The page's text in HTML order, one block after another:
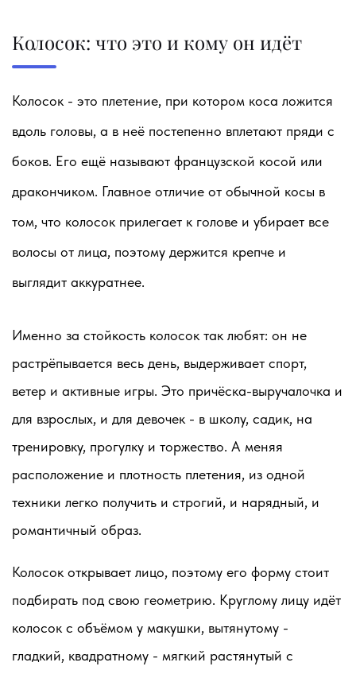
Колосок: что это и кому он идёт
Колосок - это плетение, при котором коса ложится
вдоль головы, а в неё постепенно вплетают пряди с
боков. Его ещё называют французской косой или
дракончиком. Главное отличие от обычной косы в
том, что колосок прилегает к голове и убирает все
волосы от лица, поэтому держится крепче и
выглядит аккуратнее.
Именно за стойкость колосок так любят: он не
растрёпывается весь день, выдерживает спорт,
ветер и активные игры. Это причёска-выручалочка и
для взрослых, и для девочек - в школу, садик, на
тренировку, прогулку и торжество. А меняя
расположение и плотность плетения, из одной
техники легко получить и строгий, и нарядный, и
романтичный образ.
Колосок открывает лицо, поэтому его форму стоит
подбирать под свою геометрию. Круглому лицу идёт
колосок с объёмом у макушки, вытянутому -
гладкий, квадратному - мягкий растянутый с